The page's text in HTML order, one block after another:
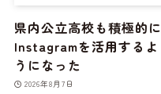
県内公立高校も積極的に
Instagramを活用するよ
うになった
2026年8月7日